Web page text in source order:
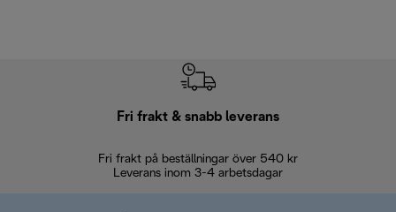
Fri frakt & snabb leverans
Fri frakt på beställningar över 540 kr
Leverans inom 3-4 arbetsdagar